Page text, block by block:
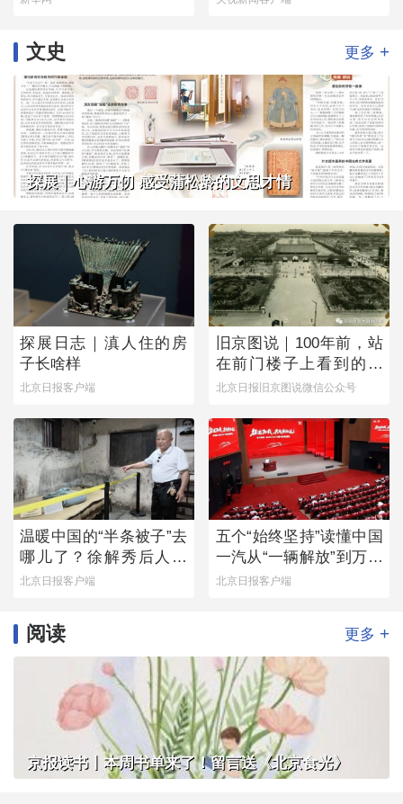
文史 更多 +
探展｜心游万仞 感受蒲松龄的文思才情
探展日志｜滇人住的房
子长啥样
北京日报客户端
旧京图说｜100年前，站
在前门楼子上看到的是
这番景象
北京日报旧京图说微信公众号
温暖中国的“半条被子”去
哪儿了？徐解秀后人道
出令人落泪的真相
北京日报客户端
五个“始终坚持”读懂中国
一汽从“一辆解放”到万千
信赖
北京日报客户端
阅读 更多 +
京报读书丨本周书单来了！留言送《北京食光》